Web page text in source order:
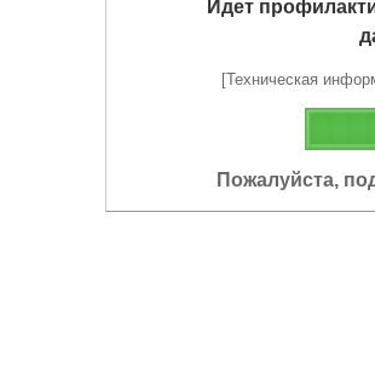
Идет
[Техническая
Пожалуйста,